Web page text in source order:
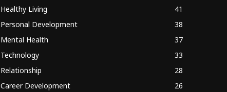
Healthy Living
41
Personal Development
38
Mental Health
37
Technology
33
Relationship
28
Career Development
26